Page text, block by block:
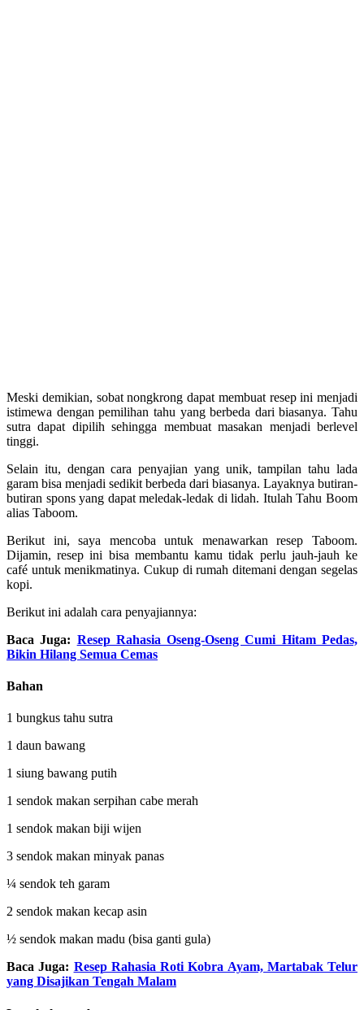
Meski demikian, sobat nongkrong dapat membuat resep ini menjadi
istimewa dengan pemilihan tahu yang berbeda dari biasanya. Tahu
sutra dapat dipilih sehingga membuat masakan menjadi berlevel
tinggi.
Selain itu, dengan cara penyajian yang unik, tampilan tahu lada
garam bisa menjadi sedikit berbeda dari biasanya. Layaknya butiran-
butiran spons yang dapat meledak-ledak di lidah. Itulah Tahu Boom
alias Taboom.
Berikut ini, saya mencoba untuk menawarkan resep Taboom.
Dijamin, resep ini bisa membantu kamu tidak perlu jauh-jauh ke
café untuk menikmatinya. Cukup di rumah ditemani dengan segelas
kopi.
Berikut ini adalah cara penyajiannya:
Baca Juga: Resep Rahasia Oseng-Oseng Cumi Hitam Pedas,
Bikin Hilang Semua Cemas
Bahan
1 bungkus tahu sutra
1 daun bawang
1 siung bawang putih
1 sendok makan serpihan cabe merah
1 sendok makan biji wijen
3 sendok makan minyak panas
¼ sendok teh garam
2 sendok makan kecap asin
½ sendok makan madu (bisa ganti gula)
Baca Juga: Resep Rahasia Roti Kobra Ayam, Martabak Telur
yang Disajikan Tengah Malam